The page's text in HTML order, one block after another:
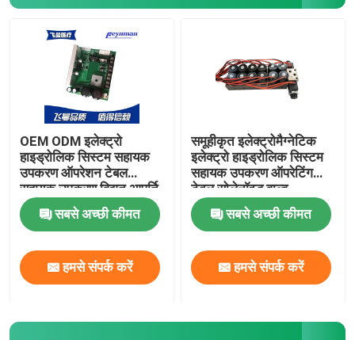
OEM ODM इलेक्ट्रो
हाइड्रोलिक सिस्टम सहायक
उपकरण ऑपरेशन टेबल
सहायक उपकरण विद्युत आपूर्ति
सबसे अच्छी कीमत
हमसे संपर्क करें
समूहीकृत इलेक्ट्रोमैग्नेटिक
इलेक्ट्रो हाइड्रोलिक सिस्टम
सहायक उपकरण ऑपरेटिंग
टेबल सोलेनॉइड वाल्व
सबसे अच्छी कीमत
हमसे संपर्क करें